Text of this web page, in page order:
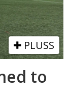
PLUSS
to